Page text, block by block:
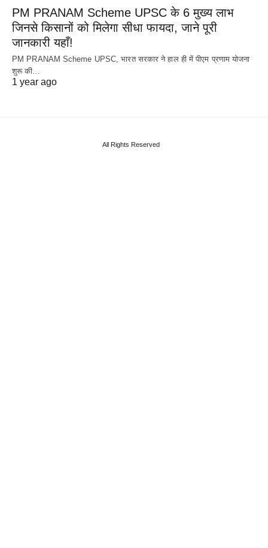
PM PRANAM Scheme UPSC के 6 मुख्य लाभ
जिनसे किसानों को मिलेगा सीधा फायदा, जाने पूरी
जानकारी यहाँ!
PM PRANAM Scheme UPSC, भारत सरकार ने हाल ही में पीएम प्रणाम योजना
शुरू की…
1 year ago
All Rights Reserved